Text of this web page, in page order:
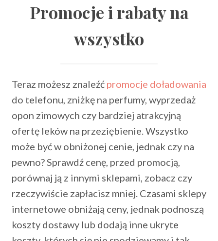
Promocje i rabaty na
wszystko
Teraz możesz znaleźć promocje doładowania
do telefonu, zniżkę na perfumy, wyprzedaż
opon zimowych czy bardziej atrakcyjną
ofertę leków na przeziębienie. Wszystko
może być w obniżonej cenie, jednak czy na
pewno? Sprawdź cenę, przed promocją,
porównaj ją z innymi sklepami, zobacz czy
rzeczywiście zapłacisz mniej. Czasami sklepy
internetowe obniżają ceny, jednak podnoszą
koszty dostawy lub dodają inne ukryte